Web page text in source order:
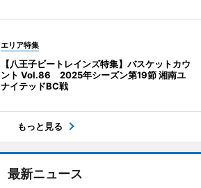
エリア特集
【八王子ビートレインズ特集】バスケットカウ
ント Vol.86 2025年シーズン第19節 湘南ユ
ナイテッドBC戦
もっと見る
最新ニュース